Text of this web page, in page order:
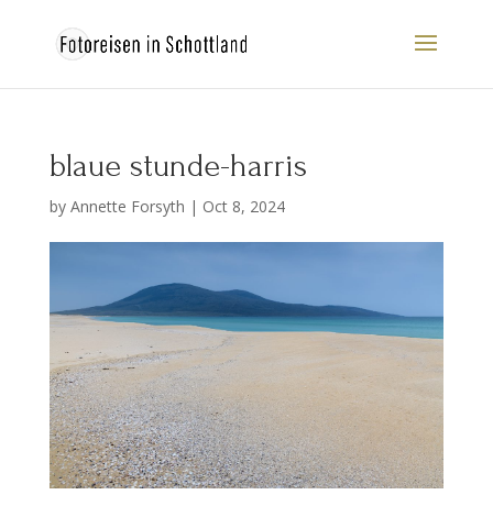
blaue stunde-harris
by Annette Forsyth | Oct 8, 2024